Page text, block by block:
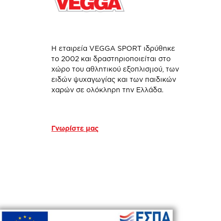
Η εταιρεία VEGGA SPORT ιδρύθηκε
το 2002 και δραστηριοποιείται στο
χώρο του αθλητικού εξοπλισμού, των
ειδών ψυχαγωγίας και των παιδικών
χαρών σε ολόκληρη την Ελλάδα.
Γνωρίστε μας